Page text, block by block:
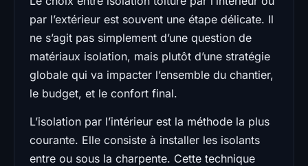
par l’extérieur est souvent une étape délicate. Il
ne s’agit pas simplement d’une question de
matériaux isolation, mais plutôt d’une stratégie
globale qui va impacter l’ensemble du chantier,
le budget, et le confort final.
L’isolation par l’intérieur est la méthode la plus
courante. Elle consiste à installer les isolants
entre ou sous la charpente. Cette technique